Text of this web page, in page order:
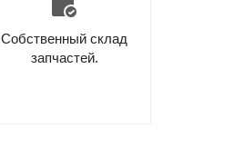
Собственный склад
запчастей.